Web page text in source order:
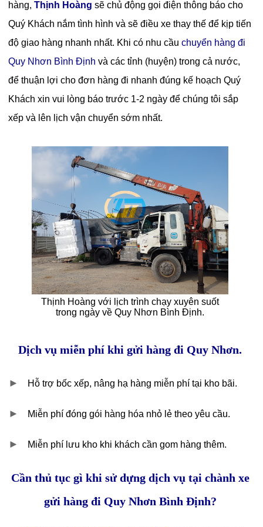
hàng,Thịnh Hoàng sẽ chủ động gọi điện thông báo cho
Quý Khách nắm tình hình và sẽ điều xe thay thế để kịp tiến
độ giao hàng nhanh nhất. Khi có nhu cầuchuyển hàng đi
Quy Nhơn Bình Định và các tỉnh (huyện) trong cả nước,
để thuận lợi cho đơn hàng đi nhanh đúng kế hoạch Quý
Khách xin vui lòng báo trước 1-2 ngày để chúng tôi sắp
xếp và lên lịch vận chuyển sớm nhất.
Thịnh Hoàng với lịch trình chạy xuyên suốt
trong ngày về Quy Nhơn Bình Định.
Dịch vụ miễn phí khi gửi hàng đi Quy Nhơn.
► Hỗ trợ bốc xếp, nâng hạ hàng miễn phí tại kho bãi.
► Miễn phí đóng gói hàng hóa nhỏ lẻ theo yêu cầu.
► Miễn phí lưu kho khi khách cần gom hàng thêm.
Cần thủ tục gì khi sử dựng dịch vụ tại chành xe
gửi hàng đi Quy Nhơn Bình Định?